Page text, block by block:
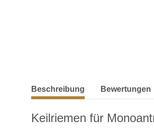
weitere Registerkarten anzeigen
Beschreibung Bewertungen
Keilriemen für